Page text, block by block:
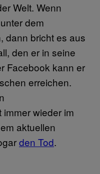
Welt. Wenn
dem
dann bricht es aus
den er in seine
Facebook kann er
erreichen.
wieder im
aktuellen
den Tod.